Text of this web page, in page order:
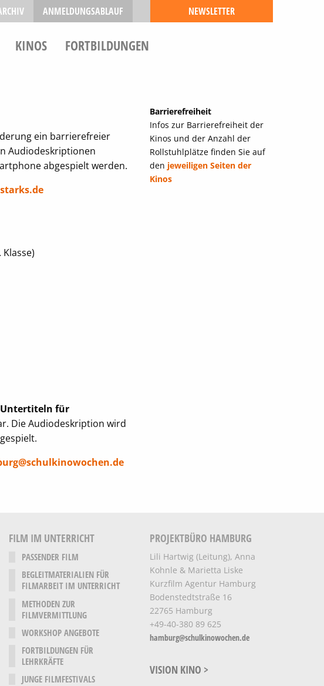
ANMELDUNGSABLAUF NEWSLETTER
KINOS FORTBILDUNGEN
ein barrierefreier
Audiodeskriptionen
abgespielt werden.
Klasse)
für
Die Audiodeskription wird
Barrierefreiheit
Infos zur Barrierefreiheit der
Kinos und der Anzahl der
Rollstuhlplätze finden Sie auf
den jeweiligen Seiten der
Kinos
FILM IM UNTERRICHT
PASSENDER FILM
BEGLEITMATERIALIEN FÜR
FILMARBEIT IM UNTERRICHT
METHODEN ZUR
FILMVERMITTLUNG
WORKSHOP ANGEBOTE
FORTBILDUNGEN FÜR
LEHRKRÄFTE
JUNGE FILMFESTIVALS
PROJEKTBÜRO HAMBURG
Lili Hartwig (Leitung), Anna
Kohnle & Marietta Liske
Kurzfilm Agentur Hamburg
Bodenstedtstraße 16
22765 Hamburg
+49-40-380 89 625
hamburg@schulkinowochen.de
VISION KINO >